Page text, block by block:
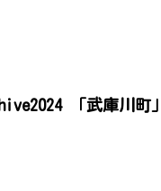
「武庫川町」